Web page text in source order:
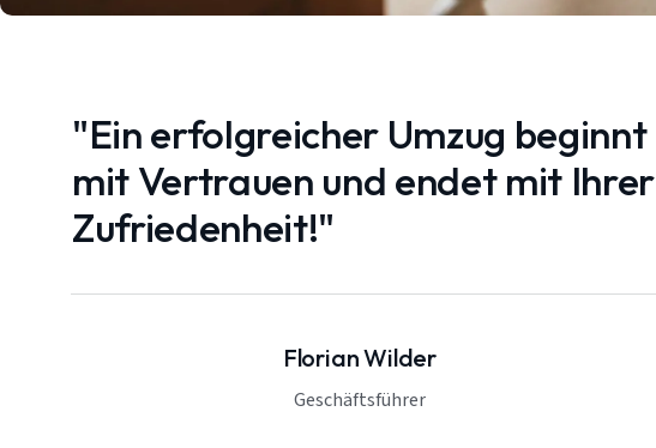
"Ein erfolgreicher Umzug beginnt
mit Vertrauen und endet mit Ihrer
Zufriedenheit!"
Florian Wilder
Geschäftsführer